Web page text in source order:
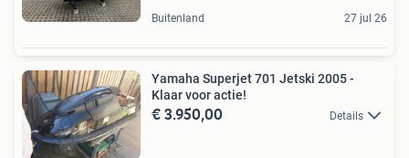
Buitenland 27 jul 26
Yamaha Superjet 701 Jetski 2005 -
Klaar voor actie!
€ 3.950,00 Details